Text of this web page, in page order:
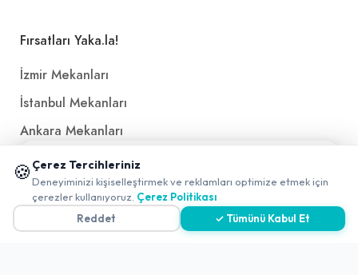
Fırsatları Yaka.la!
İzmir Mekanları
İstanbul Mekanları
Ankara Mekanları
Antalya Mekanları
Ücretsiz QR Menü
Politikalar ve Şartlar
🍪 Çerez Tercihleriniz
Deneyiminizi kişiselleştirmek ve reklamları optimize etmek için
çerezler kullanıyoruz. Çerez Politikası
Reddet
✓ Tümünü Kabul Et
📱 Mobil uygulamamızı keşfedin!
✖